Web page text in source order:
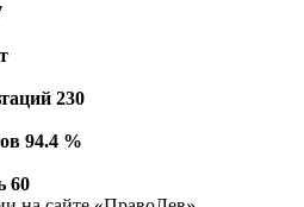
230
94.4 %
60